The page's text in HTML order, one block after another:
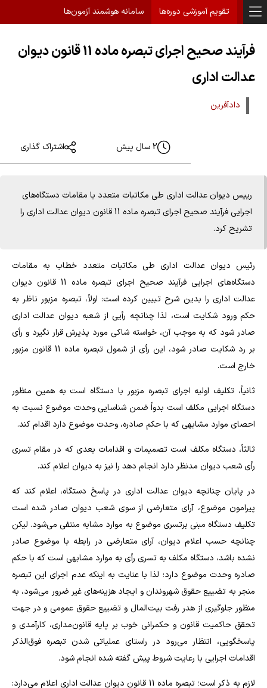
تقویم آموزشی دوره‌ها سامانه هوشمند آزمون‌ها
فرآیند صحیح اجرای تبصره ماده 11 قانون دیوان
عدالت اداری
دادآفرین
2 سال پیش اشتراک گذاری
رییس دیوان عدالت اداری طی مکاتبات متعدد با مقامات دستگاه‌های
اجرایی فرآیند صحیح اجرای تبصره ماده 11 قانون دیوان عدالت اداری را
تشریح کرد.
رئیس دیوان عدالت اداری طی مکاتبات متعدد خطاب به مقامات
دستگاه‌های اجرایی فرآیند صحیح اجرای تبصره ماده 11 قانون دیوان
عدالت اداری را بدین شرح تبیین کرده است: اولاً، تبصره مزبور ناظر به
حکم ورود شکایت است، لذا چنانچه رأیی از شعبه دیوان عدالت اداری
صادر شود که به موجب آن، خواسته شاکی مورد پذیرش قرار نگیرد و رأی
بر رد شکایت صادر شود، این رأی از شمول تبصره ماده 11 قانون مزبور
خارج است.
ثانیاً، تکلیف اولیه اجرای تبصره مزبور با دستگاه است به همین منظور
دستگاه اجرایی مکلف است بدواً ضمن شناسایی وحدت موضوع نسبت به
احصای موارد مشابهی که با حکم صادره، وحدت موضوع دارد اقدام کند.
ثالثاً، دستگاه مکلف است تصمیمات و اقدامات بعدی که در مقام تسری
رأی شعب دیوان مدنظر دارد انجام دهد را نیز به دیوان اعلام کند.
در پایان چنانچه دیوان عدالت اداری در پاسخ دستگاه، اعلام کند که
پیرامون موضوع، آرای متعارضی از سوی شعب دیوان صادر شده است
تکلیف دستگاه مبنی برتسری موضوع به موارد مشابه منتفی می‌شود. لیکن
چنانچه حسب اعلام دیوان، آرای متعارضی در رابطه با موضوع صادر
نشده باشد، دستگاه مکلف به تسری رأی به موارد مشابهی است که با حکم
صادره وحدت موضوع دارد؛ لذا با عنایت به اینکه عدم اجرای این تبصره
منجر به تضییع حقوق شهروندان و ایجاد هزینه‌های غیر ضرور می‌شود، به
منظور جلوگیری از هدر رفت بیت‌المال و تضییع حقوق عمومی و در جهت
تحقق حاکمیت قانون و حکمرانی خوب بر پایه قانون‌مداری، کارآمدی و
پاسخگویی، انتظار می‌رود در راستای عملیاتی شدن تبصره فوق‌الذکر
اقدامات اجرایی با رعایت شروط پیش گفته شده انجام شود.
لازم به ذکر است؛ تبصره ماده 11 قانون دیوان عدالت اداری اعلام می‌دارد: